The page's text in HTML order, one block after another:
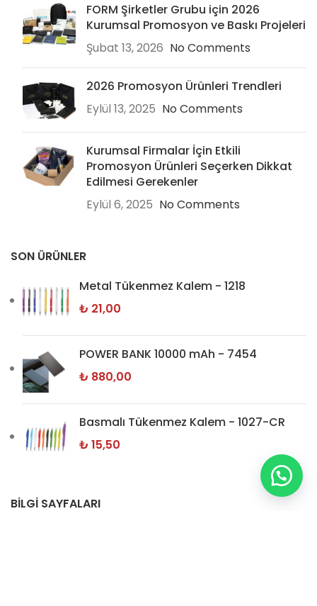
FORM Şirketler Grubu için 2026
Kurumsal Promosyon ve Baskı Projeleri
Şubat 13, 2026 No Comments
2026 Promosyon Ürünleri Trendleri
Eylül 13, 2025 No Comments
Kurumsal Firmalar İçin Etkili
Promosyon Ürünleri Seçerken Dikkat
Edilmesi Gerekenler
Eylül 6, 2025 No Comments
SON ÜRÜNLER
Metal Tükenmez Kalem - 1218
₺ 21,00
POWER BANK 10000 mAh - 7454
₺ 880,00
Basmalı Tükenmez Kalem - 1027-CR
₺ 15,50
BİLGİ SAYFALARI